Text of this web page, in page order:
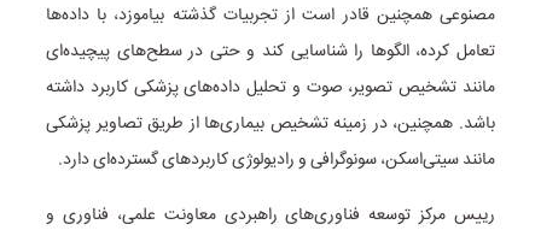
مصنوعی همچنین قادر است از تجربیات گذشته بیاموزد، با داده‌ها
تعامل کرده، الگوها را شناسایی کند و حتی در سطح‌های پیچیده‌ای
مانند تشخیص تصویر، صوت و تحلیل داده‌های پزشکی کاربرد داشته
باشد. همچنین، در زمینه تشخیص بیماری‌ها از طریق تصاویر پزشکی
مانند سیتی‌اسکن، سونوگرافی و رادیولوژی کاربردهای گسترده‌ای دارد.
رییس مرکز توسعه فناوری‌های راهبردی معاونت علمی، فناوری و